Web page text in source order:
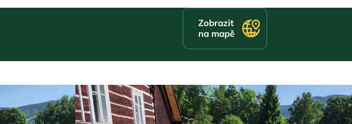
Zobrazit
na mapě